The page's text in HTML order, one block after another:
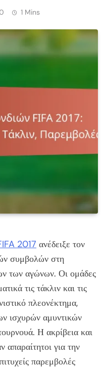
1 Mins
2017 ανέδειξε τον
συμβολών στη
των αγώνων. Οι ομάδες
τις τάκλιν και τις
πλεονέκτημα,
ισχυρών αμυντικών
Η ακρίβεια και
απαραίτητοι για την
παρεμβολές